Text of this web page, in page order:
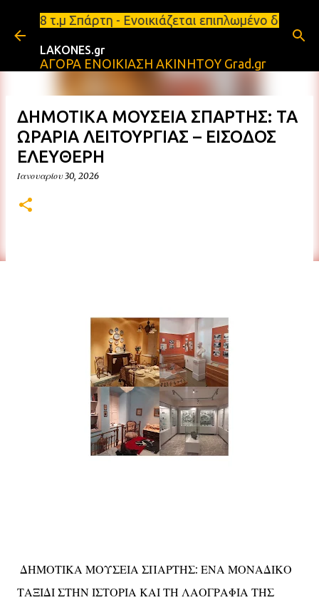
Μετάβαση στο κύριο περιεχόμενο
τ.μ Σπάρτη - Ενοικιάζεται επιπλωμένο
LAKONES.gr
ΑΓΟΡΑ ΕΝΟΙΚΙΑΣΗ ΑΚΙΝΗΤΟΥ Grad.gr
ΔΗΜΟΤΙΚΑ ΜΟΥΣΕΙΑ ΣΠΑΡΤΗΣ: ΤΑ
ΩΡΑΡΙΑ ΛΕΙΤΟΥΡΓΙΑΣ – ΕΙΣΟΔΟΣ
ΕΛΕΥΘΕΡΗ
Ιανουαρίου 30, 2026
ΔΗΜΟΤΙΚΑ ΜΟΥΣΕΙΑ ΣΠΑΡΤΗΣ: ΕΝΑ ΜΟΝΑΔΙΚΟ
ΤΑΞΙΔΙ ΣΤΗΝ ΙΣΤΟΡΙΑ ΚΑΙ ΤΗ ΛΑΟΓΡΑΦΙΑ ΤΗΣ